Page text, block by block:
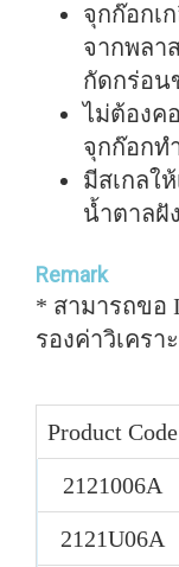
จุกก๊อกเ
จากพลา
กัดกร่อน
ไม่ต้องค
จุกก๊อกท
มีสเกลใ
น้ำตาลฝั
Remark
* สามารถขอ
รองค่าวิเครา
Product Code
2121006A
2121U06A